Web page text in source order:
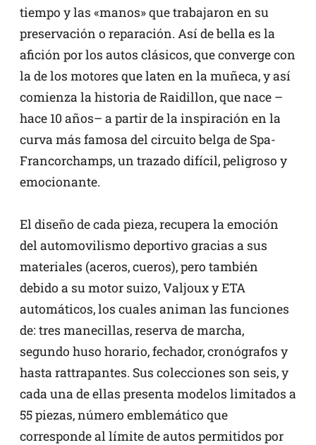
tiempo y las «manos» que trabajaron en su
preservación o reparación. Así de bella es la
afición por los autos clásicos, que converge con
la de los motores que laten en la muñeca, y así
comienza la historia de Raidillon, que nace –
hace 10 años– a partir de la inspiración en la
curva más famosa del circuito belga de Spa-
Francorchamps, un trazado difícil, peligroso y
emocionante.
El diseño de cada pieza, recupera la emoción
del automovilismo deportivo gracias a sus
materiales (aceros, cueros), pero también
debido a su motor suizo, Valjoux y ETA
automáticos, los cuales animan las funciones
de: tres manecillas, reserva de marcha,
segundo huso horario, fechador, cronógrafos y
hasta rattrapantes. Sus colecciones son seis, y
cada una de ellas presenta modelos limitados a
55 piezas, número emblemático que
corresponde al límite de autos permitidos por